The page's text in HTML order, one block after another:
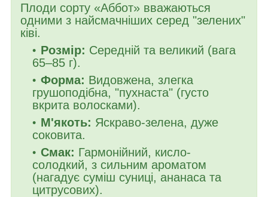
Плоди сорту «Аббот» вважаються
одними з найсмачніших серед "зелених"
ківі.
Розмір: Середній та великий (вага
65–85 г).
Форма: Видовжена, злегка
грушоподібна, "пухнаста" (густо
вкрита волосками).
М'якоть: Яскраво-зелена, дуже
соковита.
Смак: Гармонійний, кисло-
солодкий, з сильним ароматом
(нагадує суміш суниці, ананаса та
цитрусових).